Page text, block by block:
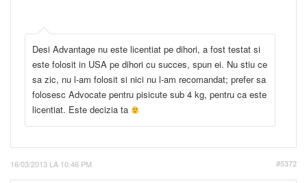
Desi Advantage nu este licentiat pe dihori, a fost testat si
este folosit in USA pe dihori cu succes, spun ei. Nu stiu ce
sa zic, nu l-am folosit si nici nu l-am recomandat; prefer sa
folosesc Advocate pentru pisicute sub 4 kg, pentru ca este
licentiat. Este decizia ta
16/03/2013 LA 10:46 PM #5372